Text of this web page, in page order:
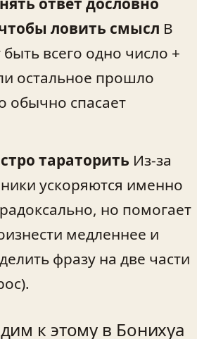
ловить смысл В
всего одно число +
остальное прошло
спасает
тараторить Из-за
ускоряются именно
но помогает
медленнее и
фразу на две части
к этому в Бонихуа